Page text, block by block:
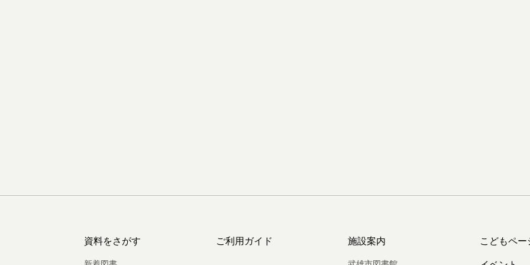
資料をさがす ご利用ガイド 施設案内
こどもペー